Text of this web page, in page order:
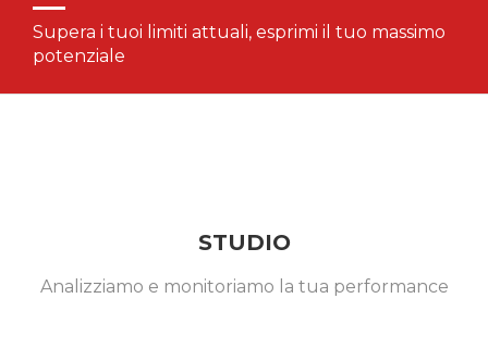
Supera i tuoi limiti attuali, esprimi il tuo massimo
potenziale
STUDIO
Analizziamo e monitoriamo la tua performance